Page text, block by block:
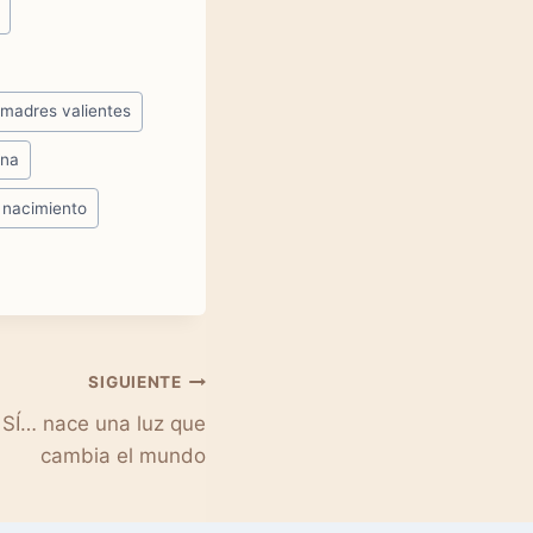
madres valientes
SIGUIENTE
nace una luz que
cambia el mundo